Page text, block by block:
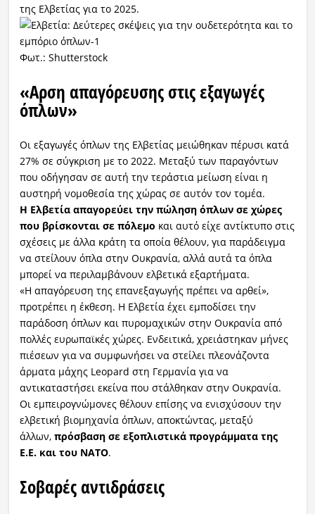
της Ελβετίας για το 2025.
Φωτ.: Shutterstock
«Αρση απαγόρευσης στις εξαγωγές
όπλων»
Οι εξαγωγές όπλων της Ελβετίας μειώθηκαν πέρυσι κατά
27% σε σύγκριση με το 2022. Μεταξύ των παραγόντων
που οδήγησαν σε αυτή την τεράστια μείωση είναι η
αυστηρή νομοθεσία της χώρας σε αυτόν τον τομέα.
Η Ελβετία απαγορεύει την πώληση όπλων σε χώρες
που βρίσκονται σε πόλεμο και αυτό είχε αντίκτυπο στις
σχέσεις με άλλα κράτη τα οποία θέλουν, για παράδειγμα
να στείλουν όπλα στην Ουκρανία, αλλά αυτά τα όπλα
μπορεί να περιλαμβάνουν ελβετικά εξαρτήματα.
«Η απαγόρευση της επανεξαγωγής πρέπει να αρθεί»,
προτρέπει η έκθεση. Η Ελβετία έχει εμποδίσει την
παράδοση όπλων και πυρομαχικών στην Ουκρανία από
πολλές ευρωπαϊκές χώρες. Ενδειτικά, χρειάστηκαν μήνες
πιέσεων για να συμφωνήσει να στείλει πλεονάζοντα
άρματα μάχης Leopard στη Γερμανία για να
αντικαταστήσει εκείνα που στάλθηκαν στην Ουκρανία.
Οι εμπειρογνώμονες θέλουν επίσης να ενισχύσουν την
ελβετική βιομηχανία όπλων, αποκτώντας, μεταξύ
άλλων, πρόσβαση σε εξοπλιστικά προγράμματα της
Ε.Ε. και του ΝΑΤΟ.
Σοβαρές αντιδράσεις